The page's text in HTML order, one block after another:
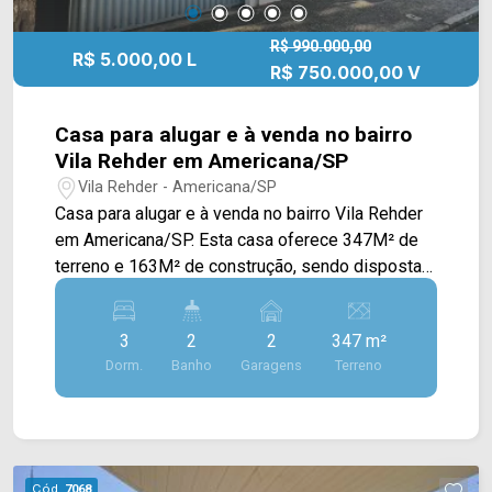
R$ 5.000,00 L
R$ 990.000,00
R$ 750.000,00 V
Casa para alugar e à venda no bairro
Vila Rehder em Americana/SP
Vila Rehder - Americana/SP
Casa para alugar e à venda no bairro Vila Rehder
em Americana/SP. Esta casa oferece 347M² de
terreno e 163M² de construção, sendo dispostas
em ampla sala de estar e de jantar integradas,
cozinha planejada com armários, cooktop e
balcão, espaço gourmet com churrasqueira, canil
e área de serviço coberta. > 03 quartos; > 02
banheiros sociais; > 02 vagas de garagem
Av. São Jerônimo, contém fácil acesso ao Centro.
3
Dorm.
2
Banho
2
Garagens
347 m²
Terreno
Cód.